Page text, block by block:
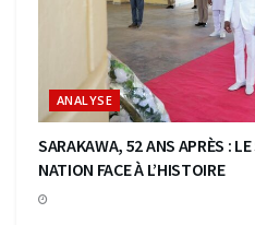
ANALYSE
SARAKAWA, 52 ANS APRÈS :
NATION FACE À L’HISTOIRE